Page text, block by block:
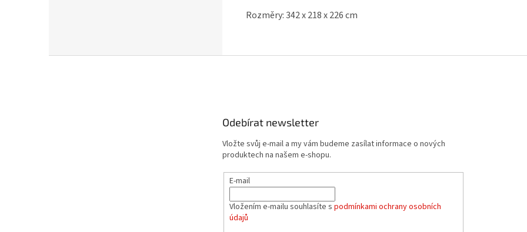
Rozměry: 342 x 218 x 226 cm
Odebírat newsletter
Vložte svůj e-mail a my vám budeme zasílat informace o nových
produktech na našem e-shopu.
E-mail
Vložením e-mailu souhlasíte s podmínkami ochrany osobních
údajů